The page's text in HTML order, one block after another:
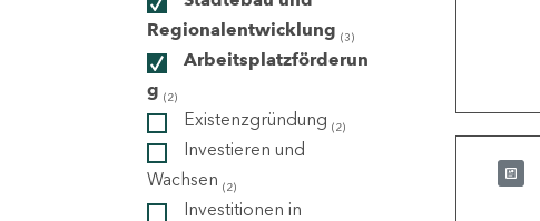
Regionalentwicklung (3)
Arbeitsplatzförderun
g (2)
Existenzgründung (2)
Investieren und
Wachsen (2)
Investitionen in